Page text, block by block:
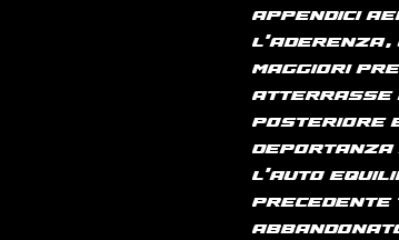
appendici
l'aderenza,
maggiori
atterrasse
posteriore
deportanza
l'auto
precedente